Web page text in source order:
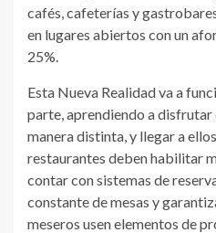
cafés, cafeterías y
en lugares abiertos con un
25%.
Esta Nueva Realidad va a
parte, aprendiendo a disfrutar
manera distinta, y llegar a
restaurantes deben habilitar
contar con sistemas de
constante de mesas y
meseros usen elementos de